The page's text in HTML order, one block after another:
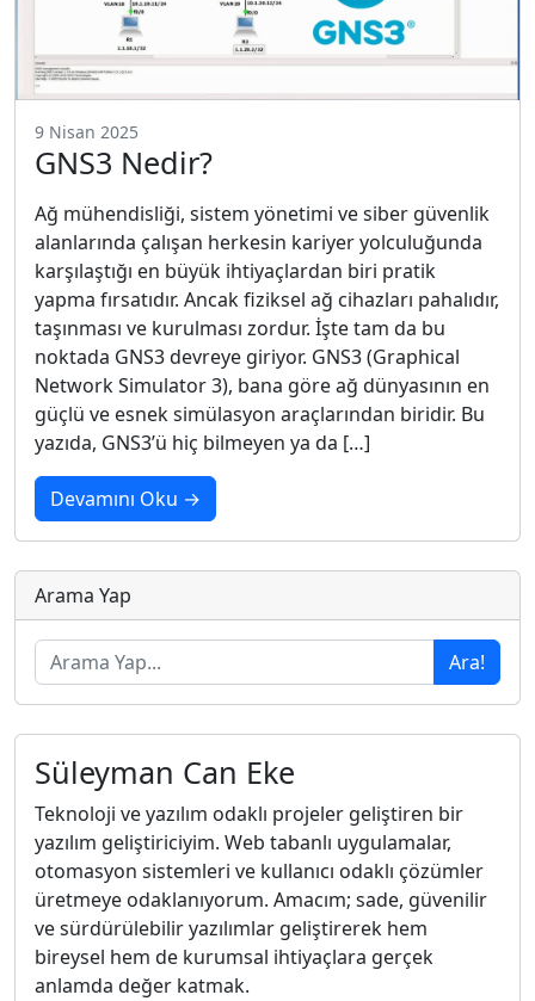
9 Nisan 2025
GNS3 Nedir?
Ağ mühendisliği, sistem yönetimi ve siber güvenlik
alanlarında çalışan herkesin kariyer yolculuğunda
karşılaştığı en büyük ihtiyaçlardan biri pratik
yapma fırsatıdır. Ancak fiziksel ağ cihazları pahalıdır,
taşınması ve kurulması zordur. İşte tam da bu
noktada GNS3 devreye giriyor. GNS3 (Graphical
Network Simulator 3), bana göre ağ dünyasının en
güçlü ve esnek simülasyon araçlarından biridir. Bu
yazıda, GNS3’ü hiç bilmeyen ya da […]
Devamını Oku →
Arama Yap
Ara!
Süleyman Can Eke
Teknoloji ve yazılım odaklı projeler geliştiren bir
yazılım geliştiriciyim. Web tabanlı uygulamalar,
otomasyon sistemleri ve kullanıcı odaklı çözümler
üretmeye odaklanıyorum. Amacım; sade, güvenilir
ve sürdürülebilir yazılımlar geliştirerek hem
bireysel hem de kurumsal ihtiyaçlara gerçek
anlamda değer katmak.